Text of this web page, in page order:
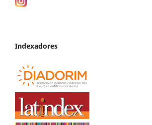
Indexadores